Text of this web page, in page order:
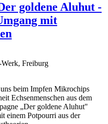
goldene Aluhut -
mit
Werk, Freiburg
beim Impfen Mikrochips
Echsenmenschen aus dem
„Der goldene Aluhut"
einem Potpourri aus der